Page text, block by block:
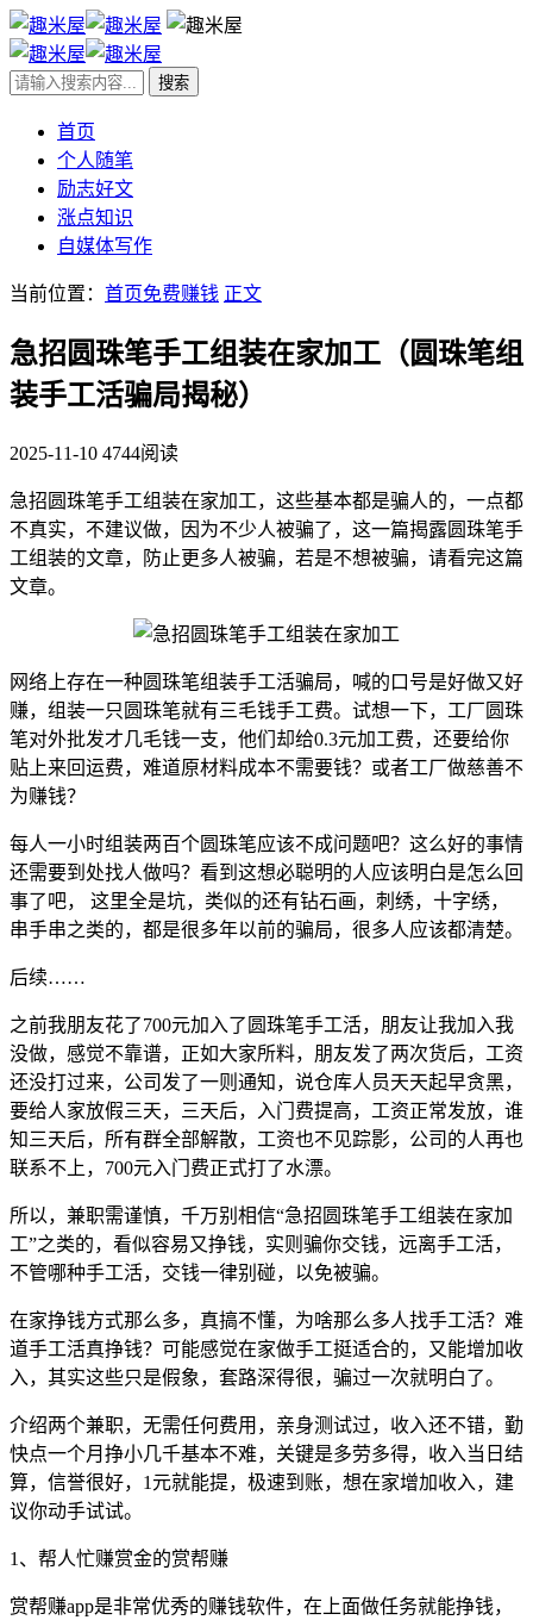
首页
个人随笔
励志好文
涨点知识
自媒体写作
当前位置： 首页免费赚钱 正文
急招圆珠笔手工组装在家加工（圆珠笔组
装手工活骗局揭秘）
2025-11-10 4744阅读
急招圆珠笔手工组装在家加工，这些基本都是骗人的，一点都
不真实，不建议做，因为不少人被骗了，这一篇揭露圆珠笔手
工组装的文章，防止更多人被骗，若是不想被骗，请看完这篇
文章。
网络上存在一种圆珠笔组装手工活骗局，喊的口号是好做又好
赚，组装一只圆珠笔就有三毛钱手工费。试想一下，工厂圆珠
笔对外批发才几毛钱一支，他们却给0.3元加工费，还要给你
贴上来回运费，难道原材料成本不需要钱？或者工厂做慈善不
为赚钱？
每人一小时组装两百个圆珠笔应该不成问题吧？这么好的事情
还需要到处找人做吗？看到这想必聪明的人应该明白是怎么回
事了吧， 这里全是坑，类似的还有钻石画，刺绣，十字绣，
串手串之类的，都是很多年以前的骗局，很多人应该都清楚。
后续……
之前我朋友花了700元加入了圆珠笔手工活，朋友让我加入我
没做，感觉不靠谱，正如大家所料，朋友发了两次货后，工资
还没打过来，公司发了一则通知，说仓库人员天天起早贪黑，
要给人家放假三天，三天后，入门费提高，工资正常发放，谁
知三天后，所有群全部解散，工资也不见踪影，公司的人再也
联系不上，700元入门费正式打了水漂。
所以，兼职需谨慎，千万别相信“急招圆珠笔手工组装在家加
工”之类的，看似容易又挣钱，实则骗你交钱，远离手工活，
不管哪种手工活，交钱一律别碰，以免被骗。
在家挣钱方式那么多，真搞不懂，为啥那么多人找手工活？难
道手工活真挣钱？可能感觉在家做手工挺适合的，又能增加收
入，其实这些只是假象，套路深得很，骗过一次就明白了。
介绍两个兼职，无需任何费用，亲身测试过，收入还不错，勤
快点一个月挣小几千基本不难，关键是多劳多得，收入当日结
算，信誉很好，1元就能提，极速到账，想在家增加收入，建
议你动手试试。
1、帮人忙赚赏金的赏帮赚
赏帮赚app是非常优秀的赚钱软件，在上面做任务就能挣钱，